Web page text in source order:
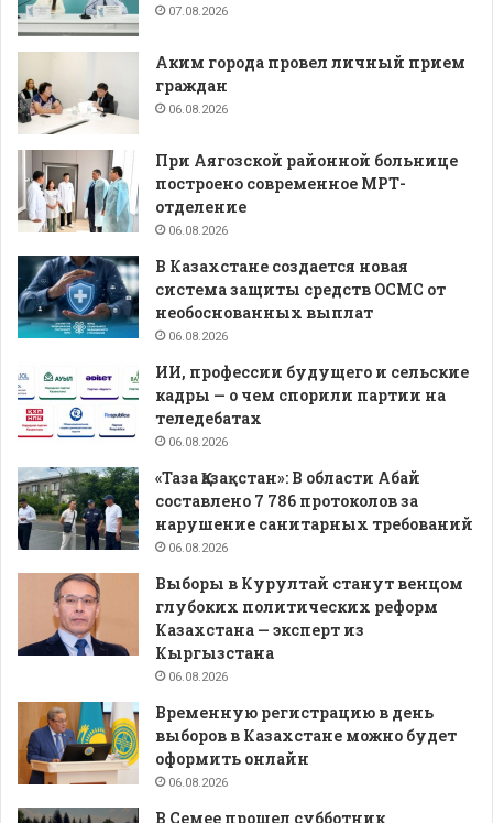
07.08.2026
Аким города провел личный прием
граждан
06.08.2026
При Аягозской районной больнице
построено современное МРТ-
отделение
06.08.2026
В Казахстане создается новая
система защиты средств ОСМС от
необоснованных выплат
06.08.2026
ИИ, профессии будущего и сельские
кадры — о чем спорили партии на
теледебатах
06.08.2026
«Таза Қазақстан»: В области Абай
составлено 7 786 протоколов за
нарушение санитарных требований
06.08.2026
Выборы в Курултай станут венцом
глубоких политических реформ
Казахстана — эксперт из
Кыргызстана
06.08.2026
Временную регистрацию в день
выборов в Казахстане можно будет
оформить онлайн
06.08.2026
В Семее прошел субботник